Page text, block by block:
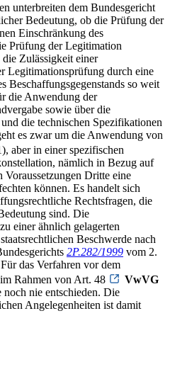
unterbreiten dem Bundesgericht
Bedeutung, ob die Prüfung der
Einschränkung des
Prüfung der Legitimation
Zulässigkeit einer
Legitimationsprüfung durch eine
Beschaffungsgegenstands so weit
die Anwendung der
sowie über die
die technischen Spezifikationen
es zwar um die Anwendung von
aber in einer spezifischen
nämlich in Bezug auf
Dritte eine
können. Es handelt sich
Rechtsfragen, die
sind. Die
einer ähnlich gelagerten
Beschwerde nach
2P.282/1999 vom 2.
das Verfahren vor dem
Rahmen von Art. 48
VwVG
noch nie entschieden. Die
Angelegenheiten ist damit